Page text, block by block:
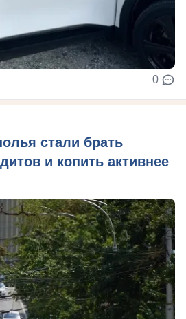
0
стали брать
и копить активнее